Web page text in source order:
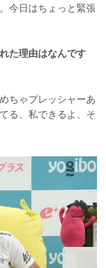
今日はちょっと緊張
た理由はなんです
ちゃプレッシャーあ
る、私できるよ、そ